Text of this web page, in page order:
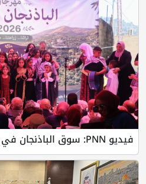
فيديو PNN: سوق الباذنجان في بتير.. نافذة...